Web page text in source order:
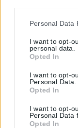
Please note that
but not limited to
click to grant or
tags to use your
Google consent
Personal Data
I want to opt-
personal data.
Opted In
I want to opt-
Personal Data.
Opted In
I want to opt-
Personal Data
Opted In